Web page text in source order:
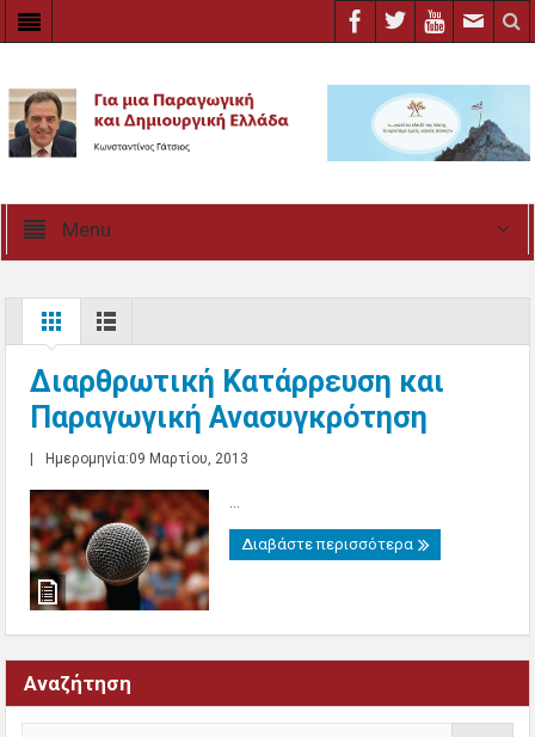
Menu
Διαρθρωτική Κατάρρευση και
Παραγωγική Ανασυγκρότηση
Ημερομηνία:09 Μαρτίου, 2013
...
Διαβάστε περισσότερα
Αναζήτηση